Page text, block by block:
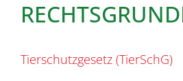
Tierschutzgesetz (TierSchG)